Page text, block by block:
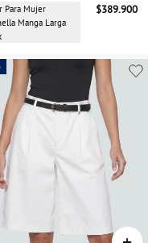
Para Mujer
Manga Larga
$389.900